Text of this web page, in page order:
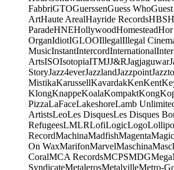
FabbriGTOGuerssenGuess Who
ArtHaute ArealHayride RecordsHBS
ParadeHNEHollywoodHomestead
OrganIdiotIGLOOIllegalIllegal
MusicInstantIntercordInternational
ArtsISOIsotopiaITMJJ&RJagjaguwar
StoryJazz4everJazzlandJazzpoint
MistikaKarussellKavardakKenKent
KlongKnappeKoalaKompaktKong
PizzaLaFaceLakeshoreLamb
ArtistsLeoLes DisquesLes Disques
RefugeesLMLRLofiLogicLogo
RecordMachinaMadfishMagenta
On WaxMarifonMarvelMaschina
CoralMCA RecordsMCPSMDGMega
SyndicateMetalerosMetalvilleMetro-